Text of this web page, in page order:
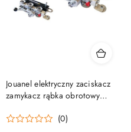
Jouanel elektryczny zaciskacz
zamykacz rąbka obrotowy
(0)